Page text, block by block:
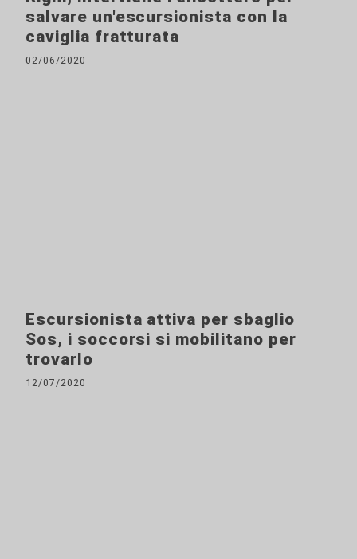
salvare un'escursionista con la
caviglia fratturata
02/06/2020
Escursionista attiva per sbaglio
Sos, i soccorsi si mobilitano per
trovarlo
12/07/2020